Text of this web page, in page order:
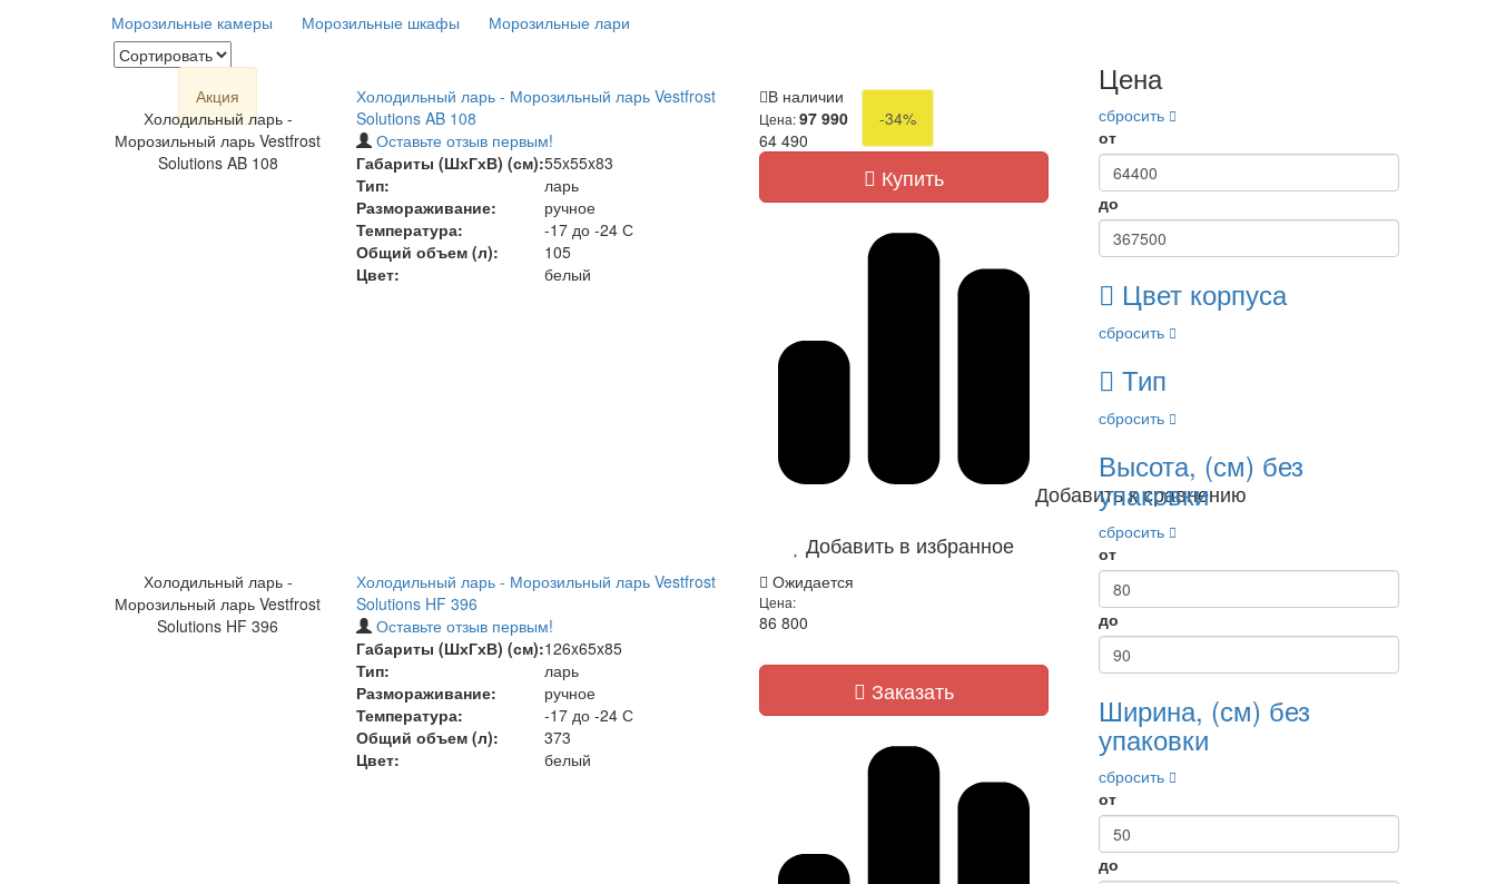
Морозильные камеры Морозильные шкафы Морозильные лари
Акция
Холодильный ларь -
Морозильный ларь Vestfrost
Solutions AB 108
Холодильный ларь - Морозильный ларь Vestfrost
Solutions AB 108
Оставьте отзыв первым!
Габариты (ШхГхВ) (см):55x55x83
Тип:
ларь
Размораживание:
ручное
Температура:
-17 до -24 С
Общий объем (л):
105
Цвет:
белый
В наличии
Цена:97 990
-34%
64 490
Купить
Добавить к сравнению
Добавить в избранное
Холодильный ларь -
Морозильный ларь Vestfrost
Solutions HF 396
Холодильный ларь - Морозильный ларь Vestfrost
Solutions HF 396
Оставьте отзыв первым!
Габариты (ШхГхВ) (см):126x65x85
Тип:
ларь
Размораживание:
ручное
Температура:
-17 до -24 С
Общий объем (л):
373
Цвет:
белый
Ожидается
Цена:
86 800
Заказать
Цена
сбросить
от
до
Цвет корпуса
сбросить
Тип
сбросить
Высота, (см) без
упаковки
сбросить
от
до
Ширина, (см) без
упаковки
сбросить
от
до